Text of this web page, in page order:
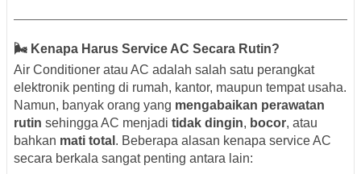
🌬️ Kenapa Harus Service AC Secara Rutin?
Air Conditioner atau AC adalah salah satu perangkat
elektronik penting di rumah, kantor, maupun tempat usaha.
Namun, banyak orang yang mengabaikan perawatan
rutin sehingga AC menjadi tidak dingin, bocor, atau
bahkan mati total . Beberapa alasan kenapa service AC
secara berkala sangat penting antara lain: